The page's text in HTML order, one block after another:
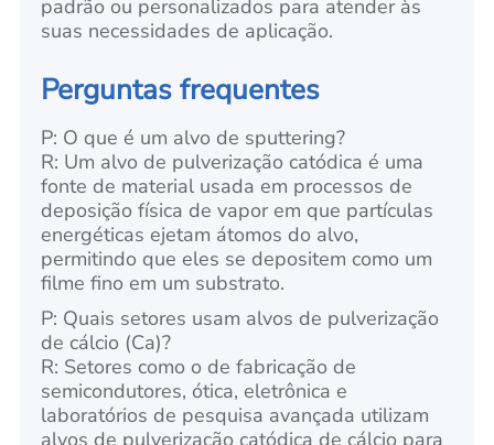
padrão ou personalizados para atender às
suas necessidades de aplicação.
Perguntas frequentes
P: O que é um alvo de sputtering?
R: Um alvo de pulverização catódica é uma
fonte de material usada em processos de
deposição física de vapor em que partículas
energéticas ejetam átomos do alvo,
permitindo que eles se depositem como um
filme fino em um substrato.
P: Quais setores usam alvos de pulverização
de cálcio (Ca)?
R: Setores como o de fabricação de
semicondutores, ótica, eletrônica e
laboratórios de pesquisa avançada utilizam
alvos de pulverização catódica de cálcio para